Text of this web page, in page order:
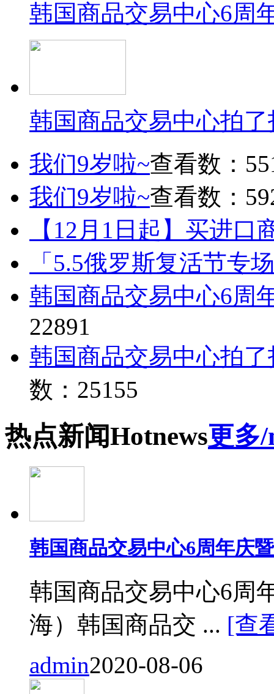
韩国商品交易中心6周
韩国商品交易中心拍
我们9岁啦~查看数：
我们9岁啦~查看数：
【12月1日起】买进口
「5.5俄罗斯复活节专
韩国商品交易中心6周
22891
韩国商品交易中心拍
数：25155
热点新闻Hotnews更多
韩国商品交易中心6周年庆
韩国商品交易中心6周
海）韩国商品交 ... [查
admin2020-08-06